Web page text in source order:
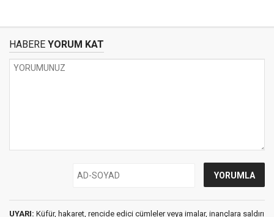
HABERE YORUM KAT
UYARI: Küfür, hakaret, rencide edici cümleler veya imalar, inançlara saldırı